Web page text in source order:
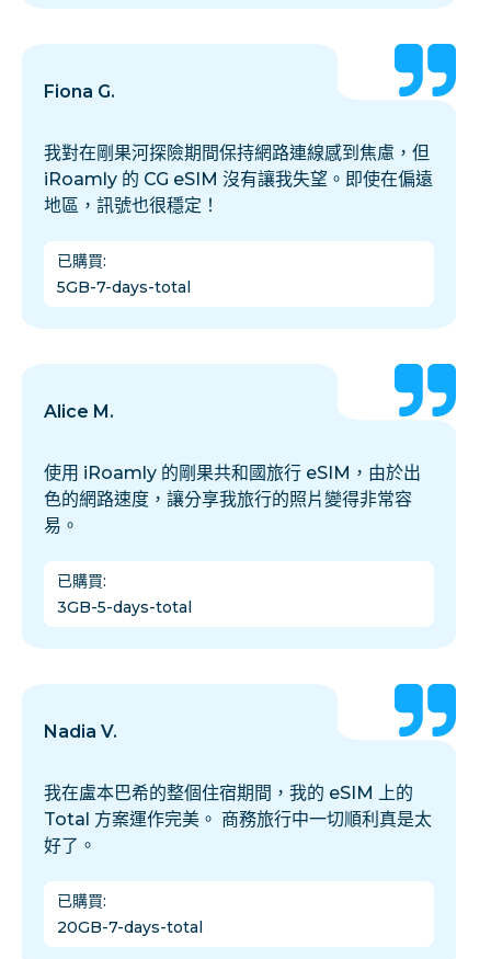
Fiona G.
我對在剛果河探險期間保持網路連線感到焦慮，但
iRoamly 的 CG eSIM 沒有讓我失望。即使在偏遠
地區，訊號也很穩定！
已購買:
5GB-7-days-total
Alice M.
使用 iRoamly 的剛果共和國旅行 eSIM，由於出
色的網路速度，讓分享我旅行的照片變得非常容
易。
已購買:
3GB-5-days-total
Nadia V.
我在盧本巴希的整個住宿期間，我的 eSIM 上的
Total 方案運作完美。 商務旅行中一切順利真是太
好了。
已購買:
20GB-7-days-total